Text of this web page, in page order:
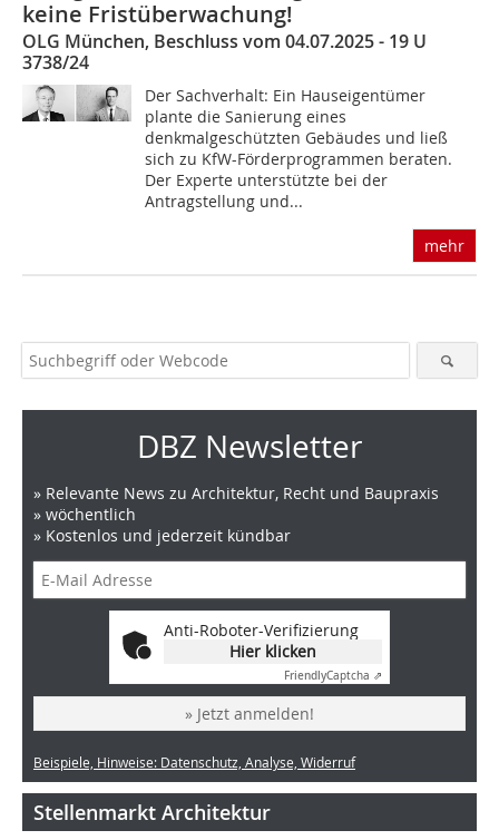
keine Fristüberwachung!
OLG München, Beschluss vom 04.07.2025 - 19 U
3738/24
Der Sachverhalt: Ein Hauseigentümer
plante die Sanierung eines
denkmalgeschützten Gebäudes und ließ
sich zu KfW-Förderprogrammen beraten.
Der Experte unterstützte bei der
Antragstellung und...
mehr
DBZ Newsletter
» Relevante News zu Architektur, Recht und Baupraxis
» wöchentlich
» Kostenlos und jederzeit kündbar
Anti-Roboter-Verifizierung
Hier klicken
FriendlyCaptcha ⇗
» Jetzt anmelden!
Beispiele, Hinweise: Datenschutz, Analyse, Widerruf
Stellenmarkt Architektur